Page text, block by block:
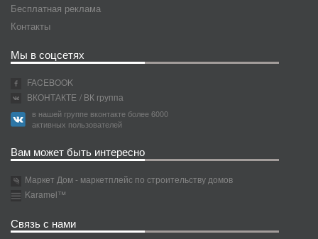
Бесплатная реклама
Контакты
Мы в соцсетях
FACEBOOK
ВКОНТАКТЕ / ВК группа
в нашей группе вконтакте более 6000
активных пользователей
Вам может быть интересно
Маркет Дом - маркетплейс по строительству домов
Karamel™
Связь с нами